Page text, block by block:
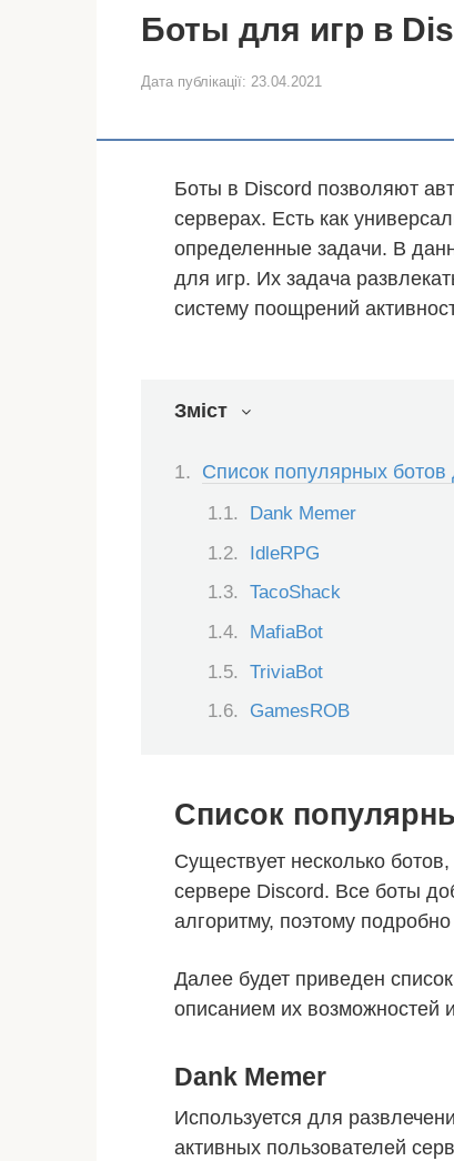
Боты для игр в
Дата публікації: 23.04.2021
Боты в Discord позволяют
серверах. Есть как
определенные задачи. В
для игр. Их задача
систему поощрений
Зміст
Список популярных ботов
Dank Memer
IdleRPG
TacoShack
MafiaBot
TriviaBot
GamesROB
Список
Существует несколько
сервере Discord. Все боты
алгоритму, поэтому
Далее будет приведен
описанием их возможностей
Dank Memer
Используется для
активных пользователей